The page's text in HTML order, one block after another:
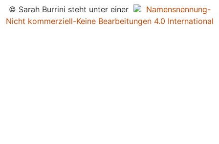
© Sarah Burrini steht unter einer
Namensnennung-
Nicht kommerziell-Keine Bearbeitungen 4.0 International